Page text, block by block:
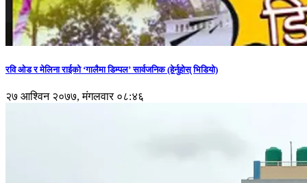
रवि ओड र मेलिना राईको ‘गालैमा डिम्पल’ सार्वजनिक (हेर्नुहोस् भिडियो)
२७ आश्विन २०७७, मंगलवार ०८:४६